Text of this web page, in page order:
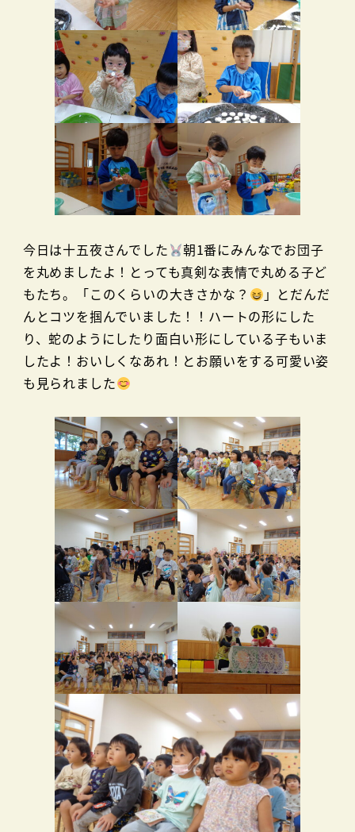
今日は十五夜さんでした
朝1番にみんなでお団子
を丸めましたよ！とっても真剣な表情で丸める子ど
もたち。「このくらいの大きさかな？
」とだんだ
んとコツを掴んでいました！！ハートの形にした
り、蛇のようにしたり面白い形にしている子もいま
したよ！おいしくなあれ！とお願いをする可愛い姿
も見られました